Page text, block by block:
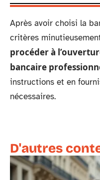
Après avoir choisi la
critères
procéder à
bancaire
instructions et en
nécessaires.
D'autres